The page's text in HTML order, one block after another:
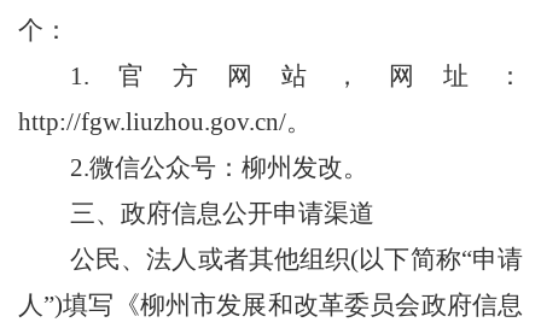
个：
1.官方网站，网址：
http://fgw.liuzhou.gov.cn/。
2.微信公众号：柳州发改。
三、政府信息公开申请渠道
公民、法人或者其他组织(以下简称“申请
人”)填写《柳州市发展和改革委员会政府信息